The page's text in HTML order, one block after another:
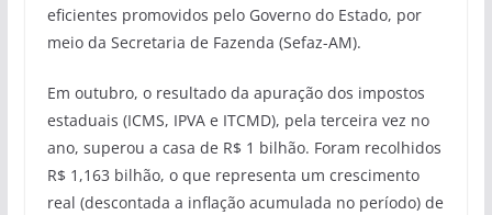
eficientes promovidos pelo Governo do Estado, por
meio da Secretaria de Fazenda (Sefaz-AM).
Em outubro, o resultado da apuração dos impostos
estaduais (ICMS, IPVA e ITCMD), pela terceira vez no
ano, superou a casa de R$ 1 bilhão. Foram recolhidos
R$ 1,163 bilhão, o que representa um crescimento
real (descontada a inflação acumulada no período) de